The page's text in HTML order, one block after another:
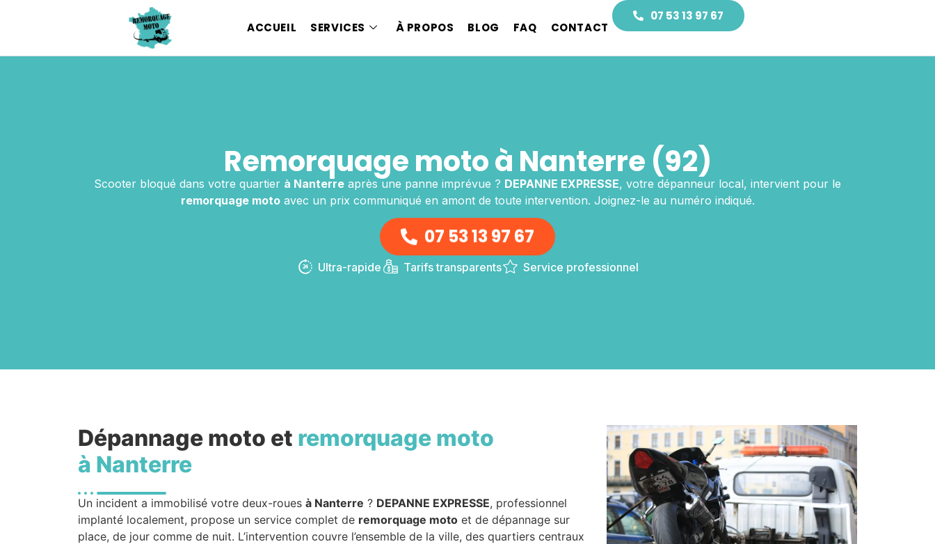
ACCUEIL SERVICES À PROPOS BLOG FAQ CONTACT
07 53 13 97 67
Remorquage moto à Nanterre (92)
Scooter bloqué dans votre quartier à Nanterre après une panne imprévue ? DEPANNE EXPRESSE, votre dépanneur local, intervient pour le
remorquage motoavec un prix communiqué en amont de toute intervention. Joignez-le au numéro indiqué.
07 53 13 97 67
Ultra-rapide Tarifs transparents Service professionnel
Dépannage moto et remorquage moto
à Nanterre
Un incident a immobilisé votre deux-roues à Nanterre ? DEPANNE EXPRESSE, professionnel
implanté localement, propose un service complet de remorquage moto et de dépannage sur
place, de jour comme de nuit. L’intervention couvre l’ensemble de la ville, des quartiers centraux